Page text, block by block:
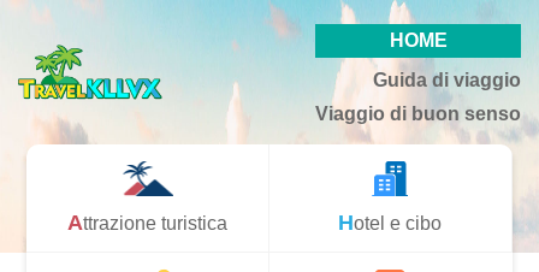
HOME
Guida di viaggio
Viaggio di buon senso
Attrazione turistica Hotel e cibo